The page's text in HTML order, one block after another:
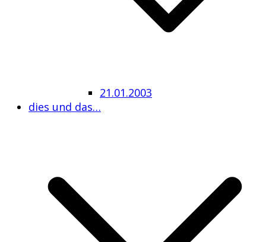
21.01.2003
dies und das…